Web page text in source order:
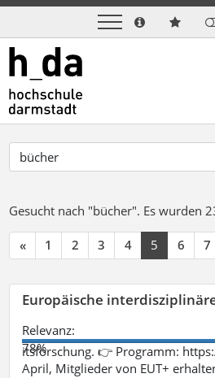
Gesucht nach "bücher". Es wurden
« 1 2 3 4 5 6 7
Europäische
Relevanz:
78%
itsforschung. 👉 Programm:
April, Mitglieder von EUT+